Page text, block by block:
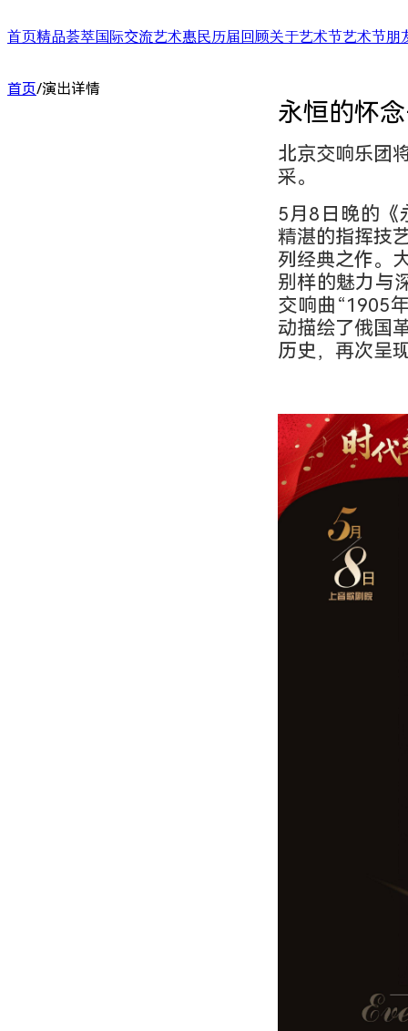
首页精品荟萃
舞台演出
展/博览
国际交流
国际演艺大会
国际对话
艺术惠民历届回顾
第二十三届（2024）
第二十二届（2023）
关于艺术节
艺术节中心介绍
大事记
影响力指数致优榜单
艺术节朋
合作艺术院
“扶青计划
丝绸之路艺
首页/演出详情
永恒的怀
北京交响乐团
采。
5月8日晚的《
精湛的指挥技
列经典之作。
别样的魅力与
交响曲“1905
动描绘了俄国
历史，再次呈